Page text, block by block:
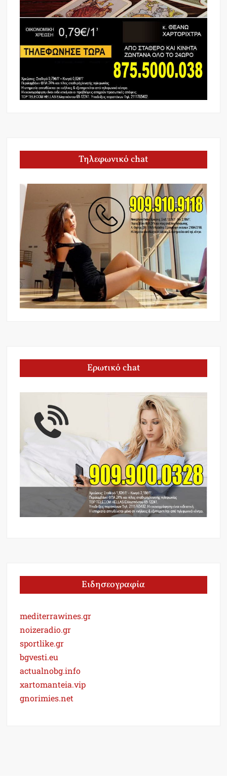
Τηλεφωνικό chat
Ερωτικό chat
Ειδησεογραφία
mediterrawines.gr
noizeradio.gr
sportlike.gr
bgvesti.eu
actualnobg.info
xartomanteia.vip
gnorimies.net